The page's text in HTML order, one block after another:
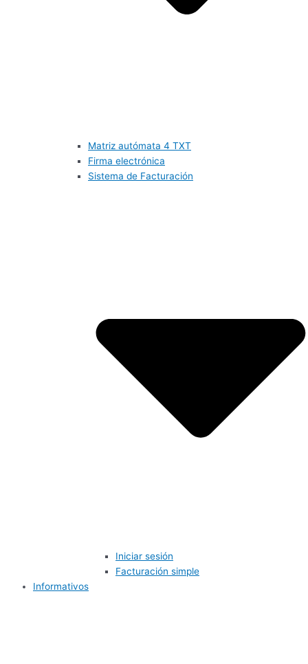
Matriz autómata 4 TXT
Firma electrónica
Sistema de Facturación
Iniciar sesión
Facturación simple
Informativos